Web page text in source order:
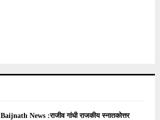
Baijnath News :राजीव गांधी राजकीय स्नातकोत्तर